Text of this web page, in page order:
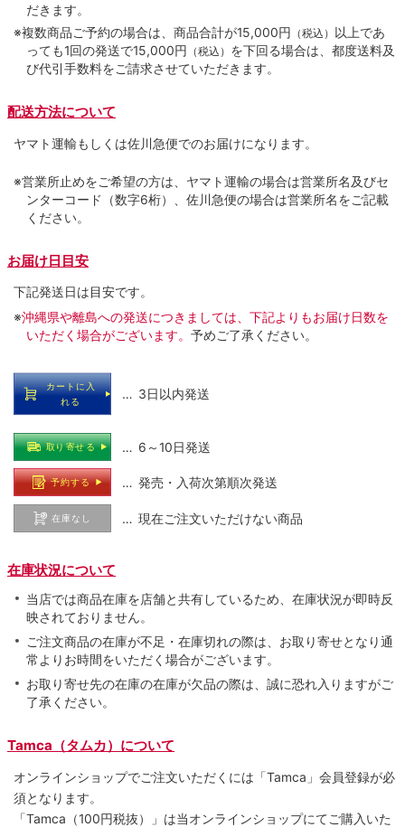
だきます。
※複数商品ご予約の場合は、商品合計が15,000円 （税込） 以上であ
っても1回の発送で15,000円 （税込） を下回る場合は、都度送料及
び代引手数料をご請求させていただきます。
配送方法について
ヤマト運輸もしくは佐川急便でのお届けになります。
※営業所止めをご希望の方は、ヤマト運輸の場合は営業所名及びセ
ンターコード（数字6桁）、佐川急便の場合は営業所名をご記載
ください。
お届け日目安
下記発送日は目安です。
※沖縄県や離島への発送につきましては、下記よりもお届け日数を
いただく場合がございます。 予めご了承ください。
カートに入
れる
… 3日以内発送
取り寄せる … 6～10日発送
予約する … 発売・入荷次第順次発送
在庫なし … 現在ご注文いただけない商品
在庫状況について
当店では商品在庫を店舗と共有しているため、在庫状況が即時反
映されておりません。
ご注文商品の在庫が不足・在庫切れの際は、お取り寄せとなり通
常よりお時間をいただく場合がございます。
お取り寄せ先の在庫の在庫が欠品の際は、誠に恐れ入りますがご
了承ください。
Tamca（タムカ）について
オンラインショップでご注⽂いただくには「Tamca」会員登録が必
須となります。
「Tamca （100円税抜）
」は当オンラインショップにてご購⼊いた